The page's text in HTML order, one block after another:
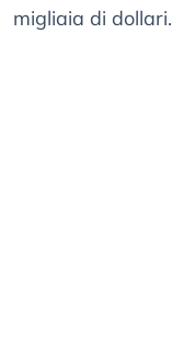
migliaia di dollari.